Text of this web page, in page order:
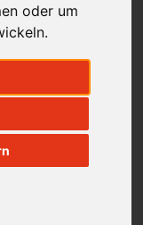
oder um
in
sich